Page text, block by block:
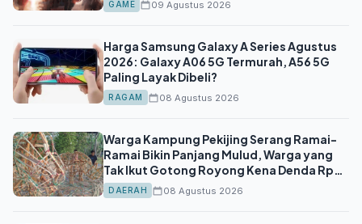
GAME 09 Agustus 2026
Harga Samsung Galaxy A Series Agustus
2026: Galaxy A06 5G Termurah, A56 5G
Paling Layak Dibeli?
RAGAM 08 Agustus 2026
Warga Kampung Pekijing Serang Ramai-
Ramai Bikin Panjang Mulud, Warga yang
Tak Ikut Gotong Royong Kena Denda Rp
20.000
DAERAH 08 Agustus 2026